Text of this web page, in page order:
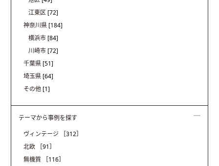
江東区 [72]
神奈川県 [184]
横浜市 [84]
川崎市 [72]
千葉県 [51]
埼玉県 [64]
その他 [1]
テーマから事例を探す
ヴィンテージ
［312］
北欧
［91］
無機質
［116］